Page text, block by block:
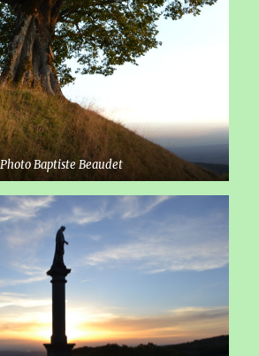
Photo Baptiste Beaudet